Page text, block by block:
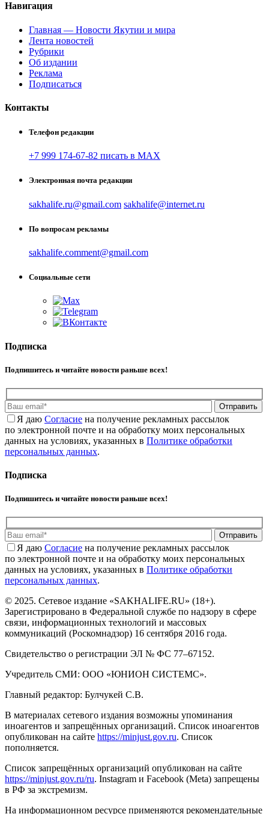
Навигация
Главная — Новости Якутии и мира
Лента новостей
Рубрики
Об издании
Реклама
Подписаться
Контакты
Телефон редакции
+7 999 174-67-82 писать в MAX
Электронная почта редакции
sakhalife.ru@gmail.com sakhalife@internet.ru
По вопросам рекламы
sakhalife.comment@gmail.com
Социальные сети
Подписка
Подпишитесь и читайте новости раньше всех!
Отправить
Я даю Cогласие на получение рекламных рассылок
по электронной почте и на обработку моих персональных
данных на условиях, указанных в Политике обработки
персональных данных.
Подписка
Подпишитесь и читайте новости раньше всех!
Отправить
Я даю Cогласие на получение рекламных рассылок
по электронной почте и на обработку моих персональных
данных на условиях, указанных в Политике обработки
персональных данных.
© 2025. Сетевое издание «SAKHALIFE.RU» (18+).
Зарегистрировано в Федеральной службе по надзору в сфере
связи, информационных технологий и массовых
коммуникаций (Роскомнадзор) 16 сентября 2016 года.
Свидетельство о регистрации ЭЛ № ФС 77–67152.
Учредитель СМИ: ООО «ЮНИОН СИСТЕМС».
Главный редактор: Булчукей С.В.
В материалах сетевого издания возможны упоминания
иноагентов и запрещённых организаций. Список иноагентов
опубликован на сайте https://minjust.gov.ru. Список
пополняется.
Список запрещённых организаций опубликован на сайте
https://minjust.gov.ru/ru. Instagram и Facebook (Metа) запрещены
в РФ за экстремизм.
На информационном ресурсе применяются рекомендательные